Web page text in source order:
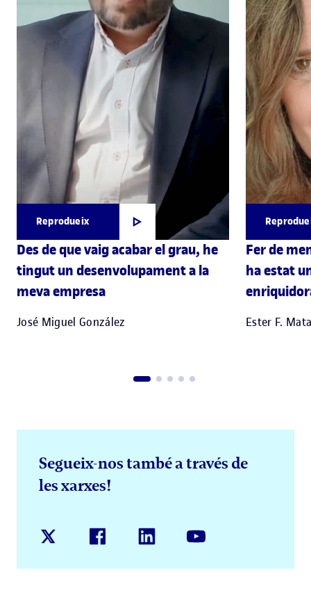
Reprodueix
Des de que vaig acabar el grau, he
tingut un desenvolupament a la
meva empresa
José Miguel González
Fer de
ha estat
Ester F.
Segueix-nos també a través de
les xarxes!